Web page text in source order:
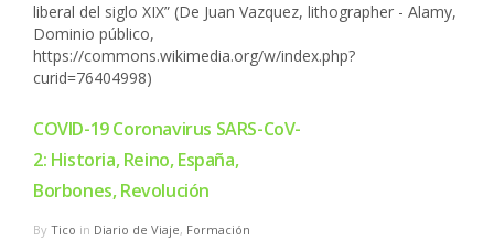
COVID-19 Coronavirus SARS-CoV-
2: Historia, Reino, España,
Borbones, Revolución
By Tico in Diario de Viaje, Formación